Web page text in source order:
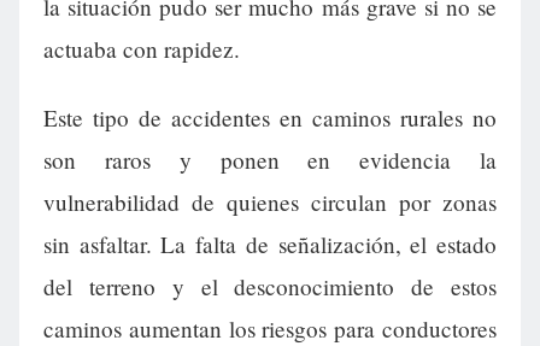
la situación pudo ser mucho más grave si no se
actuaba con rapidez.
Este tipo de accidentes en caminos rurales no
son raros y ponen en evidencia la
vulnerabilidad de quienes circulan por zonas
sin asfaltar. La falta de señalización, el estado
del terreno y el desconocimiento de estos
caminos aumentan los riesgos para conductores